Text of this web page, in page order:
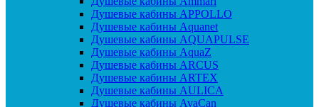
Душевые кабины APPOLLO
Душевые кабины Aquanet
Душевые кабины AQUAPULSE
Душевые кабины AquaZ
Душевые кабины ARCUS
Душевые кабины ARTEX
Душевые кабины AULICA
Душевые кабины AvaCan